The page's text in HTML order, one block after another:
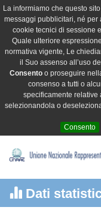
La informiamo che questo
messaggi pubblicitari, né per
cookie tecnici di sessione
Quale ulteriore
normativa vigente, Le
il Suo assenso all’uso
Consento o proseguire
consenso a tutti o
specificamente relative
selezionandola o
Consento
Dati